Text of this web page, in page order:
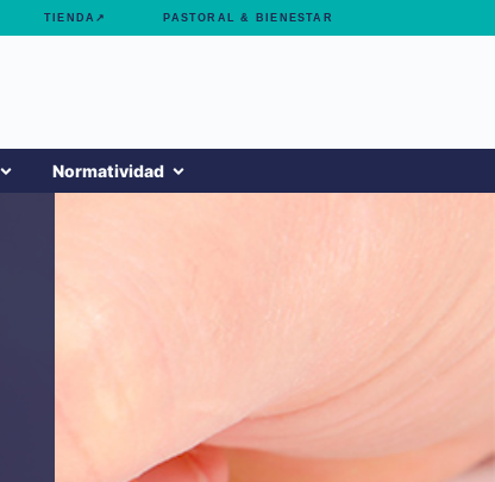
TIENDA↗ PASTORAL & BIENESTAR
Normatividad